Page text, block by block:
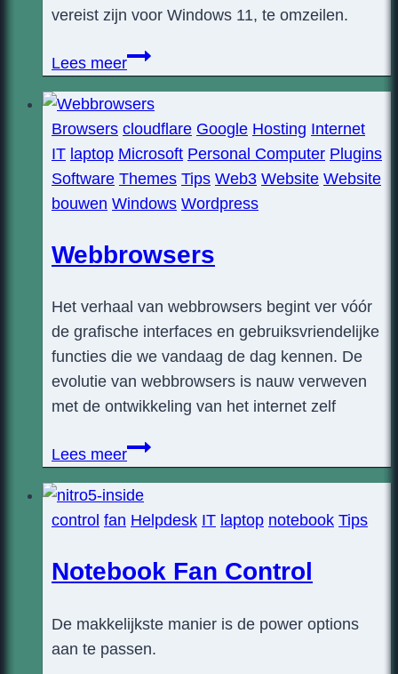
vereist zijn voor Windows 11, te omzeilen.
Lees meerWindows10-
2-
windows11
Browsers cloudflare Google Hosting Internet
IT laptop Microsoft Personal Computer Plugins
Software Themes Tips Web3 Website Website
bouwen Windows Wordpress
Webbrowsers
Het verhaal van webbrowsers begint ver vóór
de grafische interfaces en gebruiksvriendelijke
functies die we vandaag de dag kennen. De
evolutie van webbrowsers is nauw verweven
met de ontwikkeling van het internet zelf
Lees meerWebbrowsers
control fan Helpdesk IT laptop notebook Tips
Notebook Fan Control
De makkelijkste manier is de power options
aan te passen.